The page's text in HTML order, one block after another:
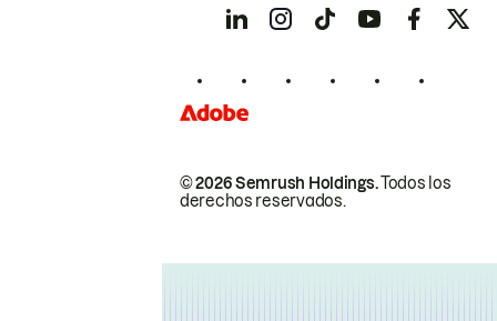
© 2026 Semrush Holdings.Todos los
derechos reservados.